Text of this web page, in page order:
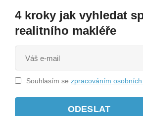
4 kroky jak vyhledat
realitního makléře
Souhlasím se zpracováním
ODESLAT